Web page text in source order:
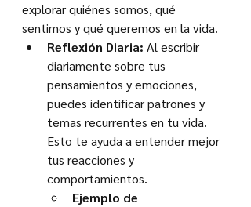
explorar quiénes somos, qué
sentimos y qué queremos en la vida.
Reflexión Diaria: Al escribir
diariamente sobre tus
pensamientos y emociones,
puedes identificar patrones y
temas recurrentes en tu vida.
Esto te ayuda a entender mejor
tus reacciones y
comportamientos.
Ejemplo de